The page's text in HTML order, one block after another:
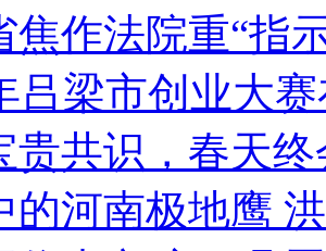
焦作法院重“指
吕梁市创业大
贵共识，春天
的河南极地鹰